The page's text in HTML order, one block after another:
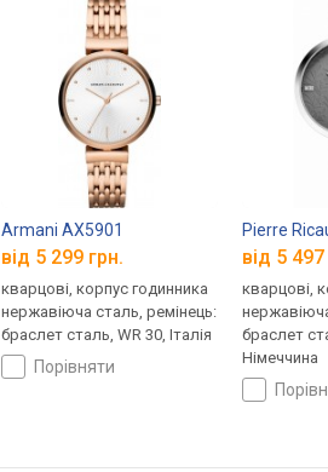
Armani AX5901
від 5 299 грн.
кварцові, корпус годинника
нержавіюча сталь, ремінець:
браслет сталь, WR 30, Італія
порівняти
Pierre
від 5 497
кварцові,
браслет
Німеччина